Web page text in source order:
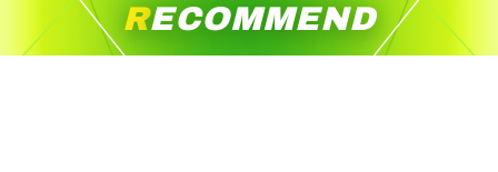
RECOMMEND